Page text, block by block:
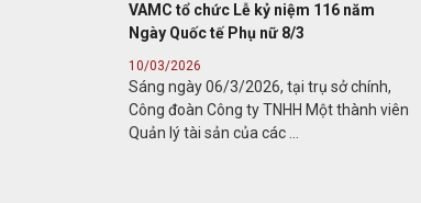
VAMC tổ chức Lễ kỷ niệm 116 năm
Ngày Quốc tế Phụ nữ 8/3
10/03/2026
Sáng ngày 06/3/2026, tại trụ sở chính,
Công đoàn Công ty TNHH Một thành viên
Quản lý tài sản của các ...